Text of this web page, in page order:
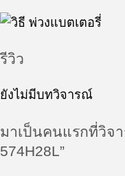
รีวิว
ยังไม่มีบทวิจารณ์
มาเป็นคนแรกที่วิจ
574H28L”